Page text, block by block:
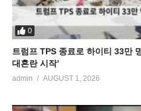
0
트럼프 TPS 종료로 하이티 33만
대혼란 시작’
admin AUGUST 1, 2026